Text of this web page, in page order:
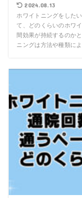
2024.08.13
ホワイトニングをした
て、どのくらいのホワ
間効果が持続するのか
ニングは方法や種類に